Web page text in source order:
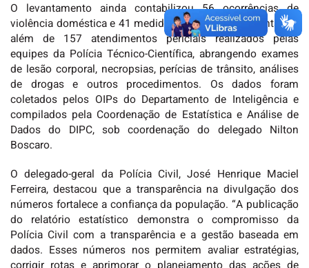
O levantamento ainda contabilizou 56 ocorrências de
violência doméstica e 41 medidas protetivas representadas,
além de 157 atendimentos periciais realizados pelas
equipes da Polícia Técnico-Científica, abrangendo exames
de lesão corporal, necropsias, perícias de trânsito, análises
de drogas e outros procedimentos. Os dados foram
coletados pelos OIPs do Departamento de Inteligência e
compilados pela Coordenação de Estatística e Análise de
Dados do DIPC, sob coordenação do delegado Nilton
Boscaro.
O delegado-geral da Polícia Civil, José Henrique Maciel
Ferreira, destacou que a transparência na divulgação dos
números fortalece a confiança da população. “A publicação
do relatório estatístico demonstra o compromisso da
Polícia Civil com a transparência e a gestão baseada em
dados. Esses números nos permitem avaliar estratégias,